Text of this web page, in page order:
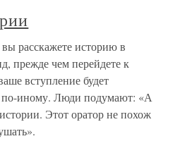
расскажете историю в
прежде чем перейдете к
вступление будет
по-иному. Люди подумают: «А
Этот оратор не похож